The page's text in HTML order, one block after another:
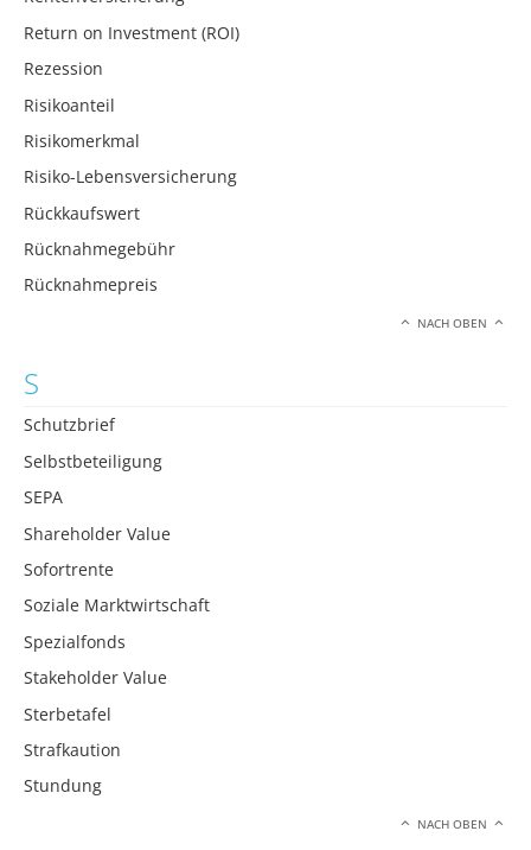
Return on Investment (ROI)
Rezession
Risikoanteil
Risikomerkmal
Risiko-Lebensversicherung
Rückkaufswert
Rücknahmegebühr
Rücknahmepreis
NACH OBEN
S
Schutzbrief
Selbstbeteiligung
SEPA
Shareholder Value
Sofortrente
Soziale Marktwirtschaft
Spezialfonds
Stakeholder Value
Sterbetafel
Strafkaution
Stundung
NACH OBEN